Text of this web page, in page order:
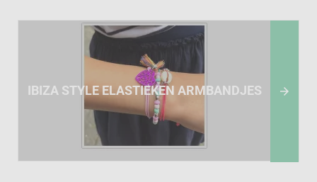
IBIZA STYLE ELASTIEKEN ARMBANDJES 